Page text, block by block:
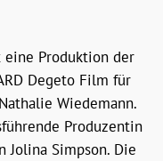
eine Produktion der
Degeto Film für
Wiedemann.
Produzentin
Jolina Simpson. Die